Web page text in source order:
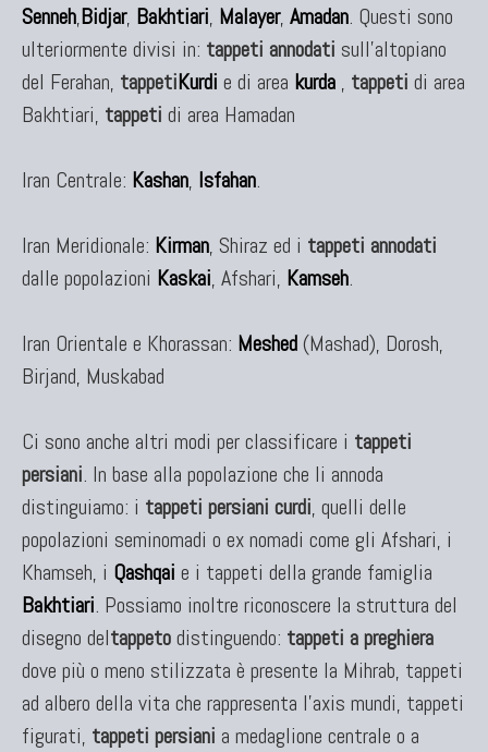
Senneh,Bidjar, Bakhtiari, Malayer, Amadan. Questi sono
ulteriormente divisi in: tappeti annodati sull'altopiano
del Ferahan, tappetiKurdi e di area kurda , tappeti di area
Bakhtiari, tappeti di area Hamadan
Iran Centrale: Kashan, Isfahan.
Iran Meridionale: Kirman, Shiraz ed i tappeti annodati
dalle popolazioni Kaskai, Afshari, Kamseh.
Iran Orientale e Khorassan: Meshed(Mashad), Dorosh,
Birjand, Muskabad
Ci sono anche altri modi per classificare i tappeti
persiani. In base alla popolazione che li annoda
distinguiamo: i tappeti persiani curdi, quelli delle
popolazioni seminomadi o ex nomadi come gli Afshari, i
Khamseh, i Qashqai e i tappeti della grande famiglia
Bakhtiari. Possiamo inoltre riconoscere la struttura del
disegno deltappetodistinguendo: tappeti a preghiera
dove più o meno stilizzata è presente la Mihrab, tappeti
ad albero della vita che rappresenta l'axis mundi, tappeti
figurati, tappeti persiani a medaglione centrale o a